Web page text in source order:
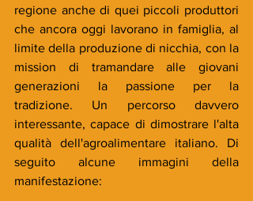
regione anche di quei piccoli produttori
che ancora oggi lavorano in famiglia, al
limite della produzione di nicchia, con la
mission di tramandare alle giovani
generazioni la passione per la
tradizione. Un percorso davvero
interessante, capace di dimostrare l'alta
qualità dell'agroalimentare italiano. Di
seguito alcune immagini della
manifestazione: